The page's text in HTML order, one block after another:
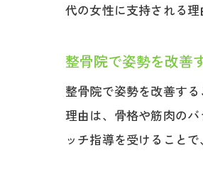
代の女性に支持される理
整骨院で姿勢を改善
整骨院で姿勢を改善す
理由は、骨格や筋肉の
ッチ指導を受けること